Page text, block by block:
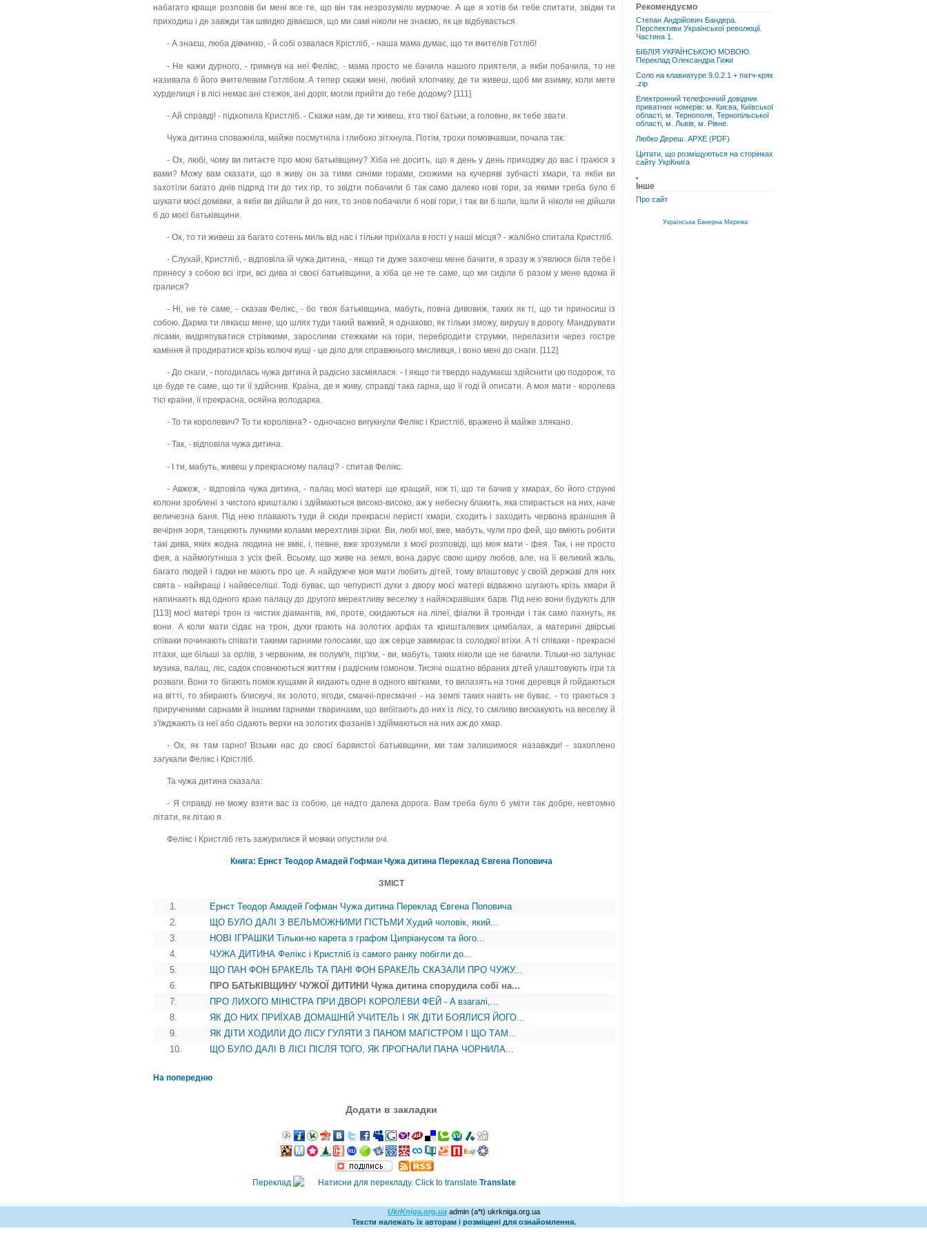
набагато краще розповів би мені все те, що він так незрозуміло мурмоче. А ще я хотів би тебе спитати, звідки ти
приходиш і де завжди так швидко діваєшся, що ми самі ніколи не знаємо, як це відбувається.
- А знаєш, люба дівчинко, - й собі озвалася Крістліб, - наша мама думає, що ти вчителів Готліб!
- Не кажи дурного, - гримнув на неї Фелікс, - мама просто не бачила нашого приятеля, а якби побачила, то не
називала б його вчителевим Готлібом. А тепер скажи мені, любий хлопчику, де ти живеш, щоб ми взимку, коли мете
хурделиця і в лісі немає ані стежок, ані доріг, могли прийти до тебе додому? [111]
- Ай справді! - підхопила Кристліб. - Скажи нам, де ти живеш, хто твої батьки, а головне, як тебе звати.
Чужа дитина споважніла, майже посмутніла і глибоко зітхнула. Потім, трохи помовчавши, почала так:
- Ох, любі, чому ви питаєте про мою батьківщину? Хіба не досить, що я день у день приходжу до вас і граюся з
вами? Можу вам сказати, що я живу он за тими синіми горами, схожими на кучеряві зубчасті хмари, та якби ви
захотіли багато днів підряд іти до тих гір, то звідти побачили б так само далеко нові гори, за якими треба було б
шукати моєї домівки, а якби ви дійшли й до них, то знов побачили б нові гори, і так ви б ішли, ішли й ніколи не дійшли
б до моєї батьківщини.
- Ох, то ти живеш за багато сотень миль від нас і тільки приїхала в гості у наші місця? - жалібно спитала Кристліб.
- Слухай, Кристліб, - відповіла їй чужа дитина, - якщо ти дуже захочеш мене бачити, я зразу ж з'явлюся біля тебе і
принесу з собою всі ігри, всі дива зі своєї батьківщини, а хіба це не те саме, що ми сиділи б разом у мене вдома й
гралися?
- Ні, не те саме, - сказав Фелікс, - бо твоя батьківщина, мабуть, повна дивовиж, таких як ті, що ти приносиш із
собою. Дарма ти лякаєш мене, що шлях туди такий важкий, я однаково, як тільки зможу, вирушу в дорогу. Мандрувати
лісами, видряпуватися стрімкими, зарослими стежками на гори, перебродити струмки, перелазити через гостре
каміння й продиратися крізь колючі кущі - це діло для справжнього мисливця, і воно мені до снаги. [112]
- До снаги, - погодилась чужа дитина й радісно засміялася. - І якщо ти твердо надумаєш здійснити цю подорож, то
це буде те саме, що ти її здійснив. Країна, де я живу, справді така гарна, що її годі й описати. А моя мати - королева
тієї країни, її прекрасна, осяйна володарка.
- То ти королевич? То ти королівна? - одночасно вигукнули Фелікс і Кристліб, вражено й майже злякано.
- Так, - відповіла чужа дитина.
- І ти, мабуть, живеш у прекрасному палаці? - спитав Фелікс.
- Авжеж, - відповіла чужа дитина, - палац моєї матері ще кращий, ніж ті, що ти бачив у хмарах, бо його стрункі
колони зроблені з чистого кришталю і здіймаються високо-високо, аж у небесну блакить, яка спирається на них, наче
величезна баня. Під нею плавають туди й сюди прекрасні перисті хмари, сходить і заходить червона вранішня й
вечірня зоря, танцюють лункими колами мерехтливі зірки. Ви, любі мої, вже, мабуть, чули про фей, що вміють робити
такі дива, яких жодна людина не вміє, і, певне, вже зрозуміли з моєї розповіді, що моя мати - фея. Так, і не просто
фея, а наймогутніша з усіх фей. Всьому, що живе на землі, вона дарує свою щиру любов, але, на її великий жаль,
багато людей і гадки не мають про це. А найдужче моя мати любить дітей, тому влаштовує у своїй державі для них
свята - найкращі і найвеселіші. Тоді буває, що чепуристі духи з двору моєї матері відважно шугають крізь хмари й
напинають від одного краю палацу до другого мерехтливу веселку з найяскравіших барв. Під нею вони будують для
[113] моєї матері трон із чистих діамантів, які, проте, скидаються на лілеї, фіалки й троянди і так само пахнуть, як
вони. А коли мати сідає на трон, духи грають на золотих арфах та кришталевих цимбалах, а материні двірські
співаки починають співати такими гарними голосами, що аж серце завмирає із солодкої втіхи. А ті співаки - прекрасні
птахи, ще більші за орлів, з червоним, як полум'я, пір'ям, - ви, мабуть, таких ніколи ще не бачили. Тільки-но залунає
музика, палац, ліс, садок сповнюються життям і радісним гомоном. Тисячі ошатно вбраних дітей улаштовують ігри та
розваги. Вони то бігають поміж кущами й кидають одне в одного квітками, то вилазять на тонкі деревця й гойдаються
на вітті, то збирають блискучі, як золото, ягоди, смачні-пресмачні - на землі таких навіть не буває, - то граються з
прирученими сарнами й іншими гарними тваринами, що вибігають до них із лісу, то сміливо вискакують на веселку й
з'їжджають із неї або сідають верхи на золотих фазанів і здіймаються на них аж до хмар.
- Ох, як там гарно! Візьми нас до своєї барвистої батьківщини, ми там залишимося назавжди! - захоплено
загукали Фелікс і Крістліб.
Та чужа дитина сказала:
- Я справді не можу взяти вас із собою, це надто далека дорога. Вам треба було б уміти так добре, невтомно
літати, як літаю я.
Фелікс і Кристліб геть зажурилися й мовчки опустили очі.
Книга: Ернст Теодор Амадей Гофман Чужа дитина Переклад Євгена Поповича
ЗМІСТ
1.
Ернст Теодор Амадей Гофман Чужа дитина Переклад Євгена Поповича
2.
ЩО БУЛО ДАЛІ З ВЕЛЬМОЖНИМИ ГІСТЬМИ Худий чоловік, який...
3.
НОВІ ІГРАШКИ Тільки-но карета з графом Ципріанусом та його...
4.
ЧУЖА ДИТИНА Фелікс і Кристліб із самого ранку побігли до...
5.
ЩО ПАН ФОН БРАКЕЛЬ ТА ПАНІ ФОН БРАКЕЛЬ СКАЗАЛИ ПРО ЧУЖУ...
6.
ПРО БАТЬКІВЩИНУ ЧУЖОЇ ДИТИНИ Чужа дитина спорудила собі на...
7.
ПРО ЛИХОГО МІНІСТРА ПРИ ДВОРІ КОРОЛЕВИ ФЕЙ - A взагалі,...
8.
ЯК ДО НИХ ПРИЇХАВ ДОМАШНІЙ УЧИТЕЛЬ І ЯК ДІТИ БОЯЛИСЯ ЙОГО...
9.
ЯК ДІТИ ХОДИЛИ ДО ЛІСУ ГУЛЯТИ З ПАНОМ МАГІСТРОМ І ЩО ТАМ...
10.
ЩО БУЛО ДАЛІ В ЛІСІ ПІСЛЯ ТОГО, ЯК ПРОГНАЛИ ПАНА ЧОРНИЛА...
На попередню
Додати в закладки
Переклад Translate
Рекомендуємо
Степан Андрійович Бандера.
Перспективи Української революції.
Частина 1.
БІБЛІЯ УКРАЇНСЬКОЮ МОВОЮ.
Переклад Олександра Гижи
Соло на клавиатуре 9.0.2.1 + патч-кряк
.zip
Електронний телефонний довідник
приватних номерів: м. Києва, Київської
області, м. Тернополя, Тернопільської
області, м. Львів, м. Рівне.
Любко Дереш. АРХЕ (PDF)
Цитати, що розміщуються на сторінках
сайту УкрКнига
Інше
Про сайт
Українська Банерна Мережа
UkrKniga.org.uaadmin (a*t) ukrkniga.org.ua
Тексти належать їх авторам і розміщені для ознайомлення.